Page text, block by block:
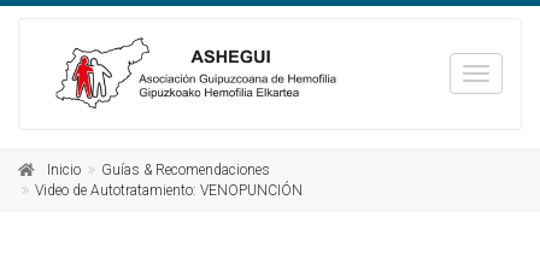
Inicio
Guías & Recomendaciones
Video de Autotratamiento: VENOPUNCIÓN